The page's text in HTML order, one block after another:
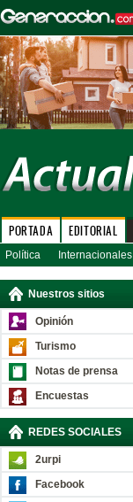
PORTADA EDITORIAL
Política Internacionales
Nuestros sitios
Opinión
Turismo
Notas de prensa
Encuestas
REDES SOCIALES
2urpi
Facebook